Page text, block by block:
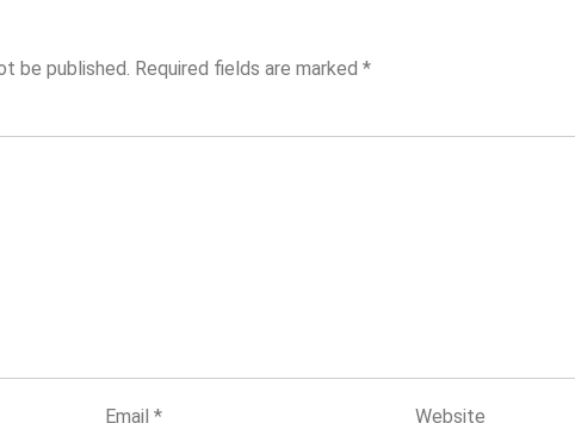
be published. Required fields are marked *
Email * Website